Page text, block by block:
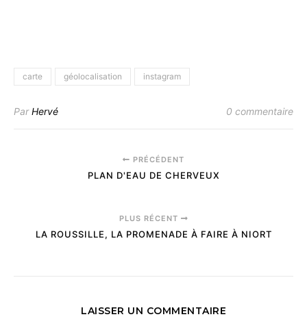
carte géolocalisation instagram
ParHervé 0 commentaire
PRÉCÉDENT
PLAN D'EAU DE CHERVEUX
PLUS RÉCENT
LA ROUSSILLE, LA PROMENADE À FAIRE À NIORT
LAISSER UN COMMENTAIRE